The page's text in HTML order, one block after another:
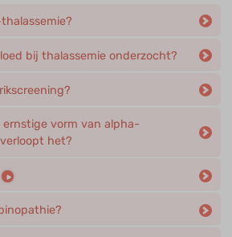
bij thalassemie onderzocht?
ernstige vorm van alpha-
het?